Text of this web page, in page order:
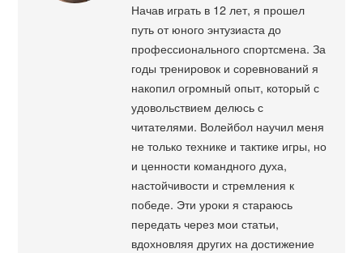
Начав играть в 12 лет, я прошел
путь от юного энтузиаста до
профессионального спортсмена. За
годы тренировок и соревнований я
накопил огромный опыт, который с
удовольствием делюсь с
читателями. Волейбол научил меня
не только технике и тактике игры, но
и ценности командного духа,
настойчивости и стремления к
победе. Эти уроки я стараюсь
передать через мои статьи,
вдохновляя других на достижение